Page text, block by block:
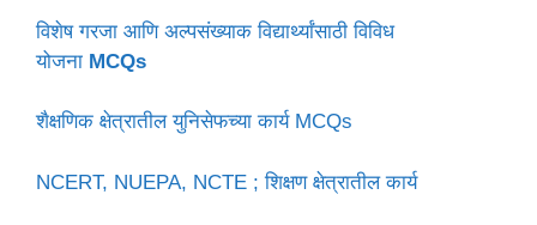
विशेष गरजा आणि अल्पसंख्याक विद्यार्थ्यांसाठी विविध
योजना MCQs
शैक्षणिक क्षेत्रातील युनिसेफच्या कार्य MCQs
NCERT, NUEPA, NCTE ; शिक्षण क्षेत्रातील कार्य